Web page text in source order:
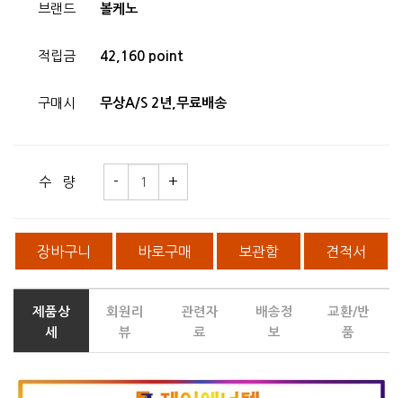
브랜드 볼케노
적립금 42,160 point
구매시 무상A/S 2년,무료배송
수 량
장바구니 바로구매 보관함 견적서
제품상
세
회원리
뷰
관련자
료
배송정
보
교환/반
품